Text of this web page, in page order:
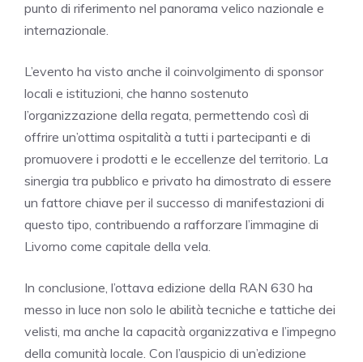
punto di riferimento nel panorama velico nazionale e
internazionale.
L’evento ha visto anche il coinvolgimento di sponsor
locali e istituzioni, che hanno sostenuto
l’organizzazione della regata, permettendo così di
offrire un’ottima ospitalità a tutti i partecipanti e di
promuovere i prodotti e le eccellenze del territorio. La
sinergia tra pubblico e privato ha dimostrato di essere
un fattore chiave per il successo di manifestazioni di
questo tipo, contribuendo a rafforzare l’immagine di
Livorno come capitale della vela.
In conclusione, l’ottava edizione della RAN 630 ha
messo in luce non solo le abilità tecniche e tattiche dei
velisti, ma anche la capacità organizzativa e l’impegno
della comunità locale. Con l’auspicio di un’edizione